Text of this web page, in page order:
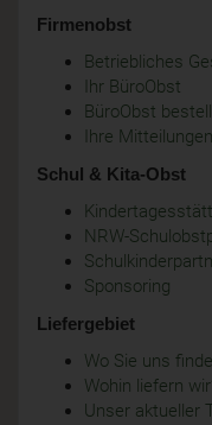
Firmenobst
Betriebliches
Ihr BüroObst
BüroObst
Ihre Mitteilungen
Schul & Kita-Obst
NRW-
Sponsoring
Liefergebiet
Wo Sie uns
Wohin liefern
Unser aktueller